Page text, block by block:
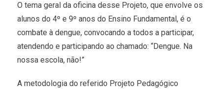
O tema geral da oficina desse Projeto, que envolve os
alunos do 4º e 9º anos do Ensino Fundamental, é o
combate à dengue, convocando a todos a participar,
atendendo e participando ao chamado: “Dengue. Na
nossa escola, não!”
A metodologia do referido Projeto Pedagógico